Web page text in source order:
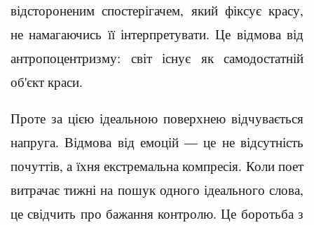
відстороненим спостерігачем, який фіксує красу,
не намагаючись її інтерпретувати. Це відмова від
антропоцентризму: світ існує як самодостатній
об'єкт краси.
Проте за цією ідеальною поверхнею відчувається
напруга. Відмова від емоцій — це не відсутність
почуттів, а їхня екстремальна компресія. Коли поет
витрачає тижні на пошук одного ідеального слова,
це свідчить про бажання контролю. Це боротьба з